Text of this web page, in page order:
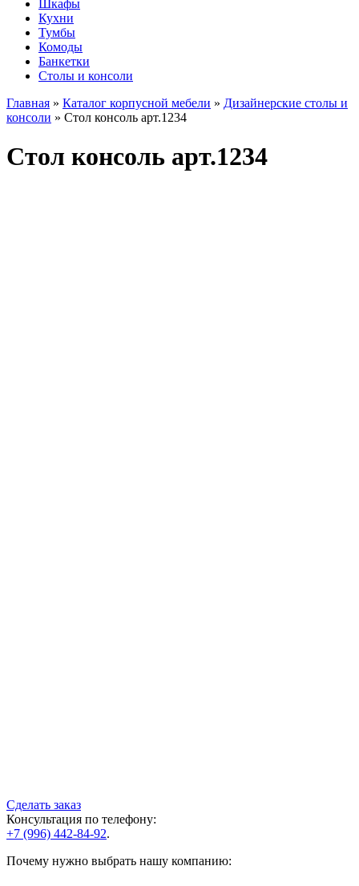
Шкафы
Кухни
Тумбы
Комоды
Банкетки
Столы и консоли
Главная » Каталог корпусной мебели » Дизайнерские столы и
консоли » Стол консоль арт.1234
Стол консоль арт.1234
Сделать заказ
Консультация по телефону:
+7 (996) 442-84-92.
Почему нужно выбрать нашу компанию: